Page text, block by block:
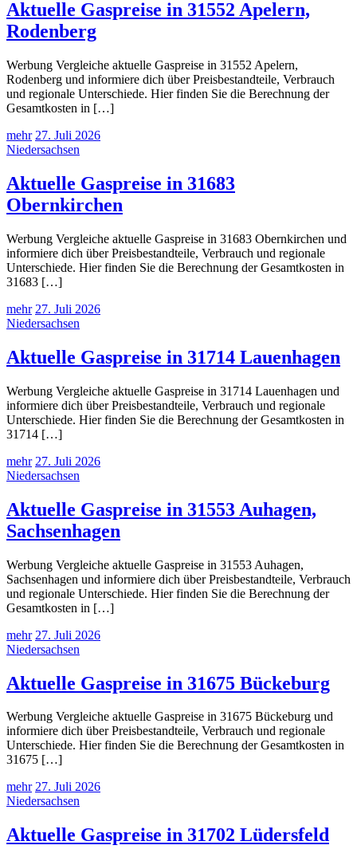
Aktuelle Gaspreise in 31552 Apelern,
Rodenberg
Werbung Vergleiche aktuelle Gaspreise in 31552 Apelern,
Rodenberg und informiere dich über Preisbestandteile, Verbrauch
und regionale Unterschiede. Hier finden Sie die Berechnung der
Gesamtkosten in […]
mehr 27. Juli 2026
Niedersachsen
Aktuelle Gaspreise in 31683
Obernkirchen
Werbung Vergleiche aktuelle Gaspreise in 31683 Obernkirchen und
informiere dich über Preisbestandteile, Verbrauch und regionale
Unterschiede. Hier finden Sie die Berechnung der Gesamtkosten in
31683 […]
mehr 27. Juli 2026
Niedersachsen
Aktuelle Gaspreise in 31714 Lauenhagen
Werbung Vergleiche aktuelle Gaspreise in 31714 Lauenhagen und
informiere dich über Preisbestandteile, Verbrauch und regionale
Unterschiede. Hier finden Sie die Berechnung der Gesamtkosten in
31714 […]
mehr 27. Juli 2026
Niedersachsen
Aktuelle Gaspreise in 31553 Auhagen,
Sachsenhagen
Werbung Vergleiche aktuelle Gaspreise in 31553 Auhagen,
Sachsenhagen und informiere dich über Preisbestandteile, Verbrauch
und regionale Unterschiede. Hier finden Sie die Berechnung der
Gesamtkosten in […]
mehr 27. Juli 2026
Niedersachsen
Aktuelle Gaspreise in 31675 Bückeburg
Werbung Vergleiche aktuelle Gaspreise in 31675 Bückeburg und
informiere dich über Preisbestandteile, Verbrauch und regionale
Unterschiede. Hier finden Sie die Berechnung der Gesamtkosten in
31675 […]
mehr 27. Juli 2026
Niedersachsen
Aktuelle Gaspreise in 31702 Lüdersfeld